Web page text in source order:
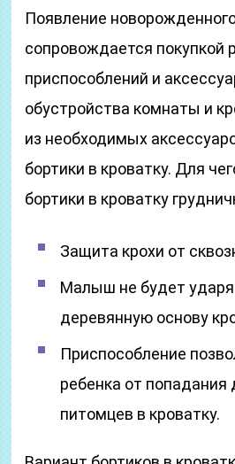
Появление
сопровождается покупкой
приспособлений и
обустройства комнаты и
из необходимых
бортики в кроватку. Для
бортики в кроватку
Защита крохи от
Малыш не будет
деревянную основу
Приспособление
ребенка от
питомцев в кроватку.